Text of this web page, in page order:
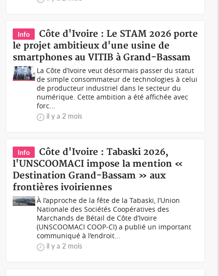
Info
Côte d'Ivoire : Le STAM 2026 porte
le projet ambitieux d'une usine de
smartphones au VITIB à Grand-Bassam
La Côte d’Ivoire veut désormais passer du statut
de simple consommateur de technologies à celui
de producteur industriel dans le secteur du
numérique. Cette ambition a été affichée avec
forc...
il y a 2 mois
Info
Côte d'Ivoire : Tabaski 2026,
l'UNSCOOMACI impose la mention «
Destination Grand-Bassam » aux
frontières ivoiriennes
À l’approche de la fête de la Tabaski, l’Union
Nationale des Sociétés Coopératives des
Marchands de Bétail de Côte d’Ivoire
(UNSCOOMACI COOP-CI) a publié un important
communiqué à l’endroit...
il y a 2 mois